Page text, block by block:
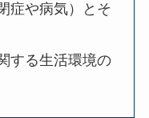
症や病気）とそ
する生活環境の